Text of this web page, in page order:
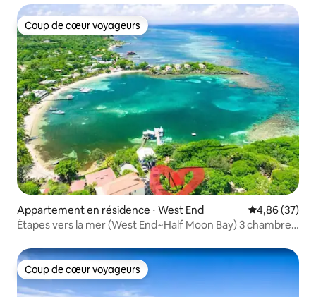
Coup de cœur voyageurs
Coup de cœur voyageurs
Appartement en résidence ⋅ West End Évaluation
4,86 (37)
Étapes vers la mer (West End~Half Moon Bay) 3 chambres
Coup de cœur voyageurs
Coup de cœur voyageurs